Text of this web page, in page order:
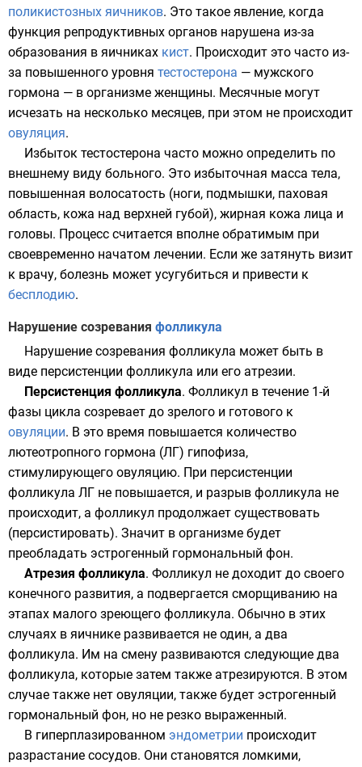
поликистозных яичников. Это такое явление, когда
функция репродуктивных органов нарушена из-за
образования в яичниках кист. Происходит это часто из-
за повышенного уровня тестостерона — мужского
гормона — в организме женщины. Месячные могут
исчезать на несколько месяцев, при этом не происходит
овуляция.
Избыток тестостерона часто можно определить по
внешнему виду больного. Это избыточная масса тела,
повышенная волосатость (ноги, подмышки, паховая
область, кожа над верхней губой), жирная кожа лица и
головы. Процесс считается вполне обратимым при
своевременно начатом лечении. Если же затянуть визит
к врачу, болезнь может усугубиться и привести к
бесплодию.
Нарушение созревания фолликула
Нарушение созревания фолликула может быть в
виде персистенции фолликула или его атрезии.
Персистенция фолликула. Фолликул в течение 1-й
фазы цикла созревает до зрелого и готового к
овуляции. В это время повышается количество
лютеотропного гормона (ЛГ) гипофиза,
стимулирующего овуляцию. При персистенции
фолликула ЛГ не повышается, и разрыв фолликула не
происходит, а фолликул продолжает существовать
(персистировать). Значит в организме будет
преобладать эстрогенный гормональный фон.
Атрезия фолликула. Фолликул не доходит до своего
конечного развития, а подвергается сморщиванию на
этапах малого зреющего фолликула. Обычно в этих
случаях в яичнике развивается не один, а два
фолликула. Им на смену развиваются следующие два
фолликула, которые затем также атрезируются. В этом
случае также нет овуляции, также будет эстрогенный
гормональный фон, но не резко выраженный.
В гиперплазированном эндометрии происходит
разрастание сосудов. Они становятся ломкими,